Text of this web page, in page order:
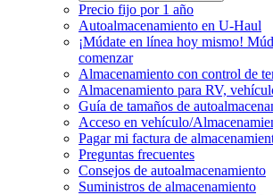
Precio fijo por 1 año
Autoalmacenamiento en U-Haul
¡Múdate en línea hoy mismo!
comenzar
Almacenamiento con control de
Almacenamiento para RV,
Guía de tamaños de
Acceso en vehículo/
Pagar mi factura de
Preguntas frecuentes
Consejos de autoalmacenamiento
Suministros de almacenamiento